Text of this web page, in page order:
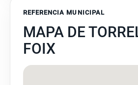
REFERENCIA MUNICIPAL
MAPA DE
FOIX